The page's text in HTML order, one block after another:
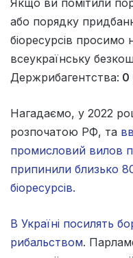
або порядку
біоресурсів просимо
всеукраїнську
Держрибагентства: 0
Нагадаємо, у 2022
розпочатою РФ, та
промисловий вилов
припинили близько
біоресурсів.
В Україні посилять
рибальством.